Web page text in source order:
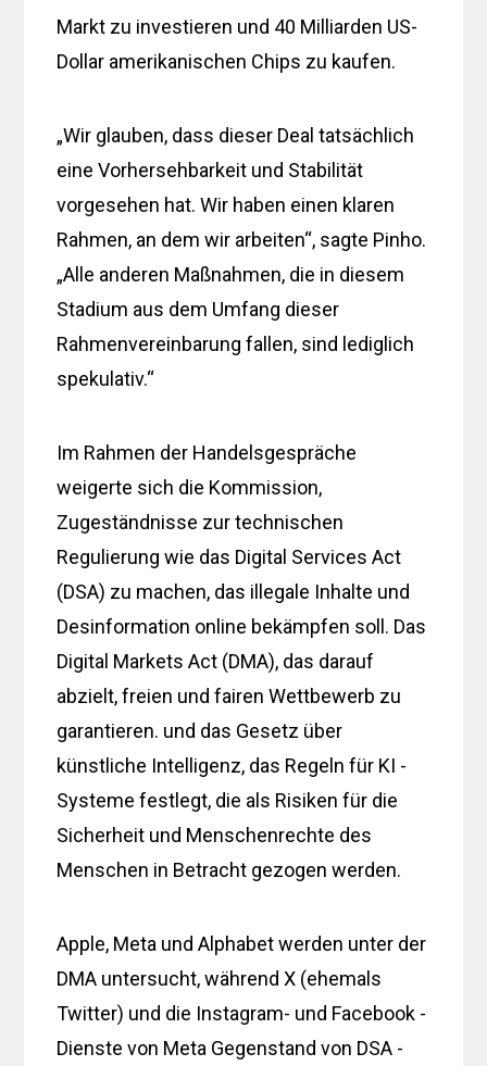
Markt zu investieren und 40 Milliarden US-
Dollar amerikanischen Chips zu kaufen.
„Wir glauben, dass dieser Deal tatsächlich
eine Vorhersehbarkeit und Stabilität
vorgesehen hat. Wir haben einen klaren
Rahmen, an dem wir arbeiten“, sagte Pinho.
„Alle anderen Maßnahmen, die in diesem
Stadium aus dem Umfang dieser
Rahmenvereinbarung fallen, sind lediglich
spekulativ.“
Im Rahmen der Handelsgespräche
weigerte sich die Kommission,
Zugeständnisse zur technischen
Regulierung wie das Digital Services Act
(DSA) zu machen, das illegale Inhalte und
Desinformation online bekämpfen soll. Das
Digital Markets Act (DMA), das darauf
abzielt, freien und fairen Wettbewerb zu
garantieren. und das Gesetz über
künstliche Intelligenz, das Regeln für KI -
Systeme festlegt, die als Risiken für die
Sicherheit und Menschenrechte des
Menschen in Betracht gezogen werden.
Apple, Meta und Alphabet werden unter der
DMA untersucht, während X (ehemals
Twitter) und die Instagram- und Facebook -
Dienste von Meta Gegenstand von DSA -